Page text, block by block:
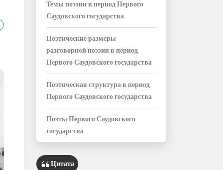
Темы поэзии в период Первого
Саудовского государства
Поэтические размеры
разговорной поэзии в период
Первого Саудовского государства
Поэтическая структура в период
Первого Саудовского государства
Поэты Первого Саудовского
государства
Цитата